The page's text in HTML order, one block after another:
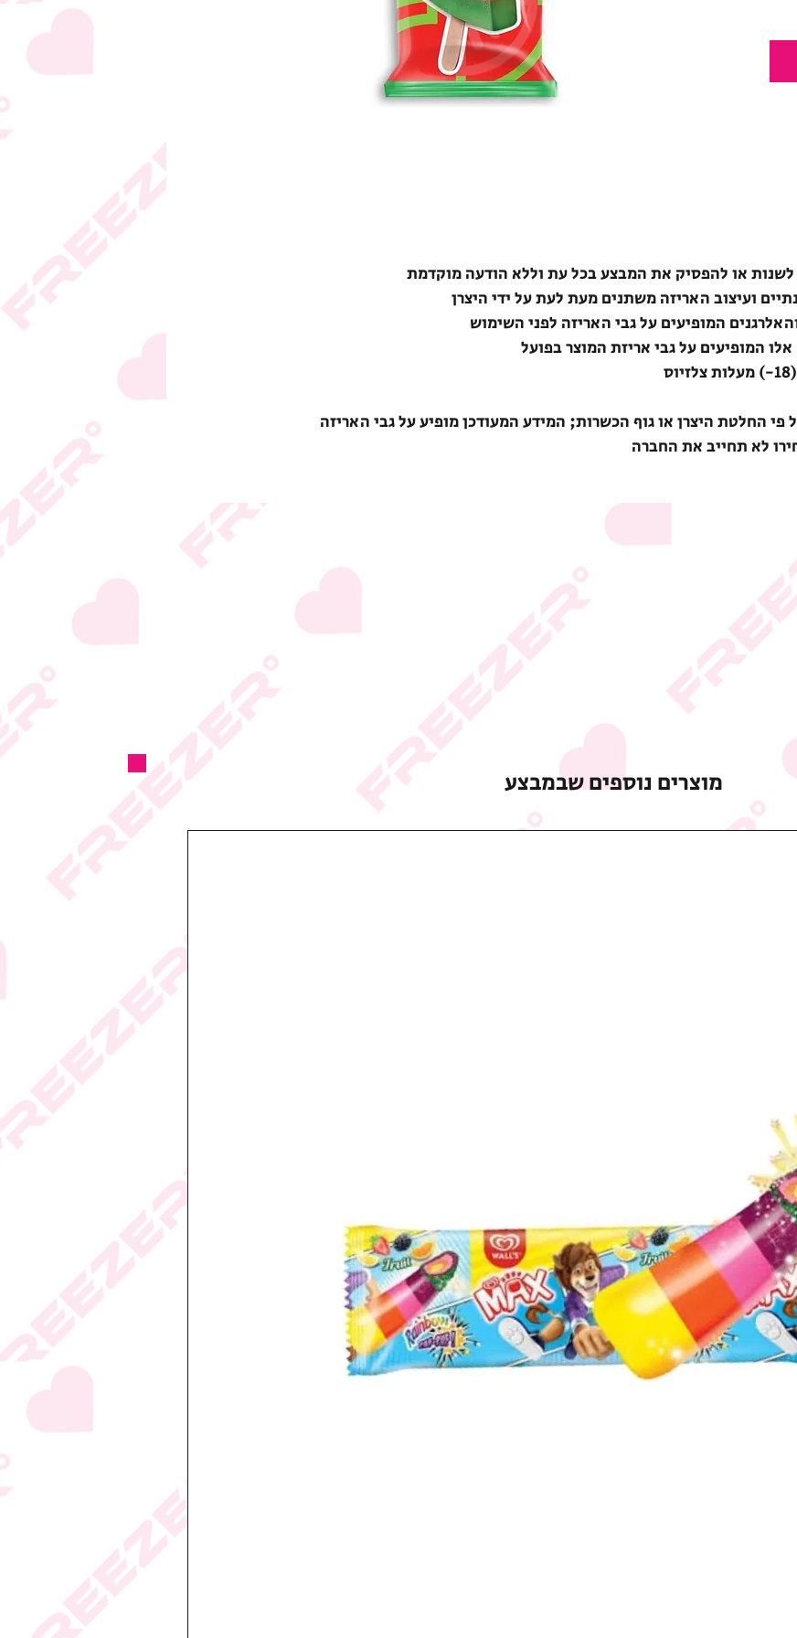
או להפסיק את המבצע בכל עת וללא הודעה מוקדמת
ועיצוב האריזה משתנים מעת לעת על ידי היצרן
המופיעים על גבי האריזה לפני השימוש
המופיעים על גבי אריזת המוצר בפועל
פי החלטת היצרן או גוף הכשרות; המידע המעודכן מופיע על גבי האריזה
לא תחייב את החברה
מוצרים נוספים שבמבצע